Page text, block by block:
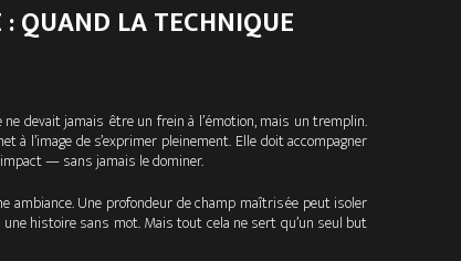
: QUAND LA TECHNIQUE
devait jamais être un frein à l’émotion, mais un tremplin.
l’image de s’exprimer pleinement. Elle doit accompagner
— sans jamais le dominer.
ambiance. Une profondeur de champ maîtrisée peut isoler
histoire sans mot. Mais tout cela ne sert qu’un seul but